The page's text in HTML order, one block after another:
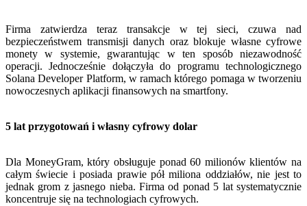
Firma zatwierdza teraz transakcje w tej sieci, czuwa nad
bezpieczeństwem transmisji danych oraz blokuje własne cyfrowe
monety w systemie, gwarantując w ten sposób niezawodność
operacji. Jednocześnie dołączyła do programu technologicznego
Solana Developer Platform, w ramach którego pomaga w tworzeniu
nowoczesnych aplikacji finansowych na smartfony.
5 lat przygotowań i własny cyfrowy dolar
Dla MoneyGram, który obsługuje ponad 60 milionów klientów na
całym świecie i posiada prawie pół miliona oddziałów, nie jest to
jednak grom z jasnego nieba. Firma od ponad 5 lat systematycznie
koncentruje się na technologiach cyfrowych.